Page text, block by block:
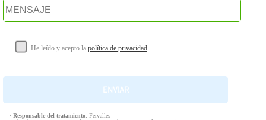
He leído y acepto la política de privacidad.
· Responsable del tratamiento: Fervalles